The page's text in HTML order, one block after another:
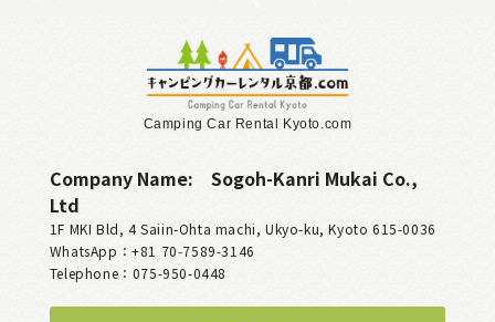
Camping Car Rental Kyoto.com
Company Name:
Sogoh-Kanri Mukai Co.,
Ltd
1F MKI Bld, 4 Saiin-Ohta machi, Ukyo-ku, Kyoto 615-0036
WhatsApp：+81 70‑7589‑3146
Telephone：075-950-0448